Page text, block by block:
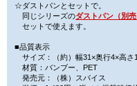
☆ダストパンとセットで。
同じシリーズのダストパン（別
セットで使えます。
■品質表示
サイズ：（約）幅31×奥行4×高さ
材質：バンブー、PET
発売元：（株）スパイス